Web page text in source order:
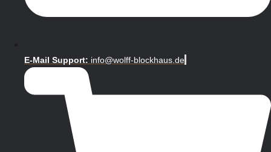
E-Mail Support: info@wolff-blockhaus.de